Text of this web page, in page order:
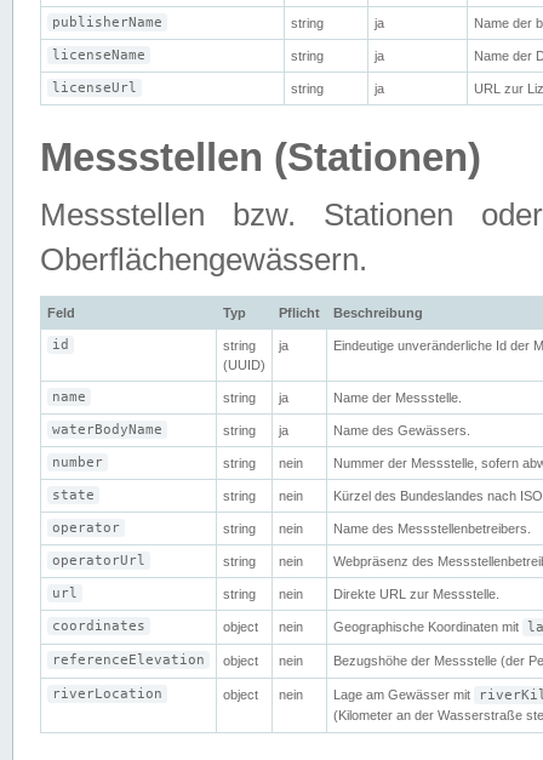
publisherName string ja Name der
licenseName string ja Name der
licenseUrl string ja URL zur
Messstellen (Stationen)
Messstellen bzw. Stationen
Oberflächengewässern.
Feld Typ Pflicht Beschreibung
id
string
(UUID)
ja Eindeutige unveränderliche Id der
name string ja Name der Messstelle.
waterBodyName string ja Name des Gewässers.
number string nein Nummer der Messstelle, sofern
state string nein Kürzel des Bundeslandes nach
operator string nein Name des Messstellenbetreibers.
operatorUrl string nein Webpräsenz des
url string nein Direkte URL zur Messstelle.
coordinates object nein Geographische Koordinaten mit
referenceElevation object nein Bezugshöhe der Messstelle (der
riverLocation object nein Lage am Gewässer mit
(Kilometer an der Wasserstraße